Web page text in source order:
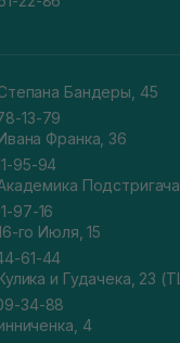
Бандеры, 45
13-79
Франка, 36
95-94
97-16
го Июля, 15
61-44
и Гудачека, 23
34-88
4